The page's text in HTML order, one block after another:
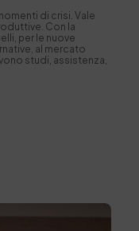
di crisi. Vale
Con la
per le nuove
al mercato
studi, assistenza,